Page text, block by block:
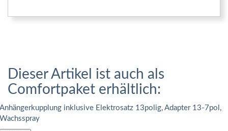
Dieser Artikel ist auch als
Comfortpaket erhältlich:
Anhängerkupplung inklusive Elektrosatz 13polig, Adapter 13-7pol,
Wachsspray